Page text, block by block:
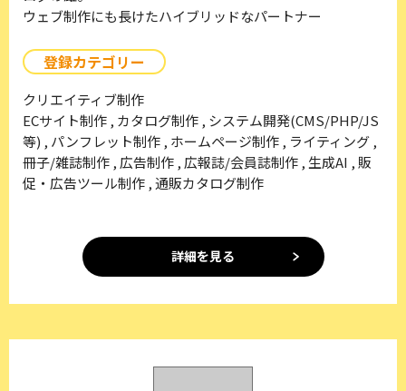
ウェブ制作にも長けたハイブリッドなパートナー
登録カテゴリー
クリエイティブ制作
ECサイト制作 , カタログ制作 , システム開発(CMS/PHP/JS
等) , パンフレット制作 , ホームページ制作 , ライティング ,
冊子/雑誌制作 , 広告制作 , 広報誌/会員誌制作 , 生成AI , 販
促・広告ツール制作 , 通販カタログ制作
詳細を見る